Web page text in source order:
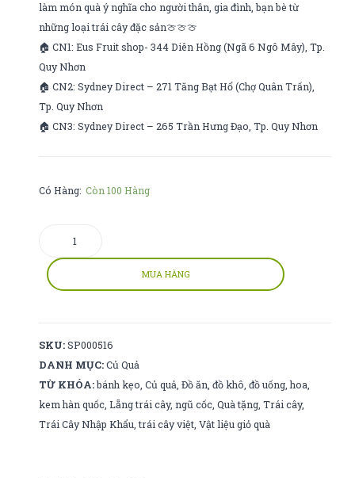
làm món quà ý nghĩa cho người thân, gia đình, bạn bè từ
những loại trái cây đặc sản🍈🍈🍈
🏠 CN1: Eus Fruit shop- 344 Diên Hồng (Ngã 6 Ngô Mây), Tp.
Quy Nhơn
🏠 CN2: Sydney Direct – 271 Tăng Bạt Hổ (Chợ Quân Trấn),
Tp. Quy Nhơn
🏠 CN3: Sydney Direct – 265 Trần Hưng Đạo, Tp. Quy Nhơn
Có Hàng: Còn 100 Hàng
số
lượng
MUA HÀNG
SKU: SP000516
DANH MỤC: Củ Quả
TỪ KHÓA: bánh kẹo ,Củ quả ,Đồ ăn ,đồ khô ,đồ uống ,hoa
kem hàn quốc ,Lẵng trái cây,ngũ cốc ,Quà tặng ,Trái cây,
Trái Cây Nhập Khẩu ,trái cây việt ,Vật liệu giỏ quà